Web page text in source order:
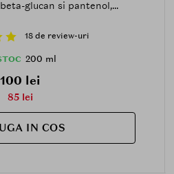
glucan si pantenol,...
18 de review-uri
200 ml
100 lei
85 lei
IN COS